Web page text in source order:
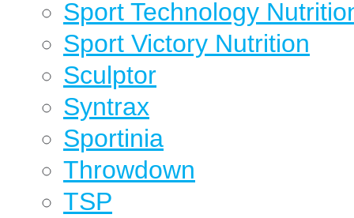
Sport Technology
Sport Victory Nutrition
Sculptor
Syntrax
Sportinia
Throwdown
TSP